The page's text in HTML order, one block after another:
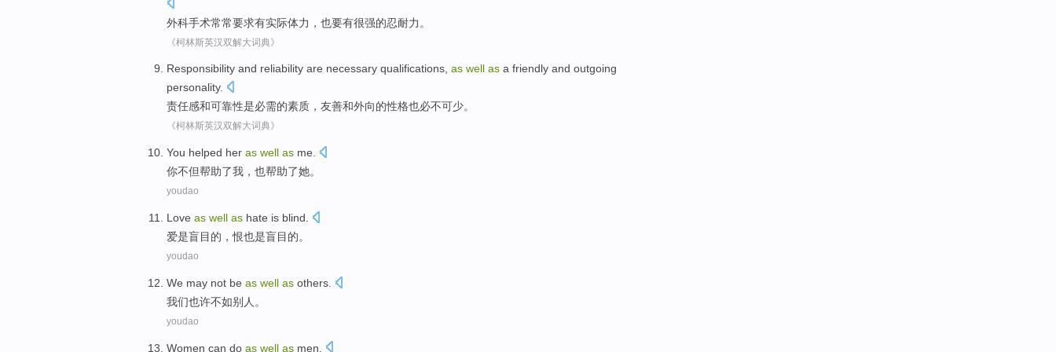
外科手术常常要求有实际体力 ， 也要有很强的忍耐力。
《柯林斯英汉双解大词典》
Responsibility and reliability are necessary qualifications, as well as a friendly and outgoing
personality.
责任感和可靠性是必需的素质 ， 友善和外向的性格也必不可少。
《柯林斯英汉双解大词典》
You helped her as well as me
你不但帮助了我 ， 也帮助了她。
youdao
Love as well as hate is blind
爱是盲目 的，恨也是盲目的。
youdao
We may not be as well as others
我们也许不如别人 。
youdao
Women can do as well as men